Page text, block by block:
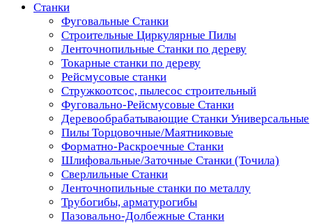
Станки
Фуговальные Станки
Строительные Циркулярные Пилы
Ленточнопильные Станки по дереву
Токарные станки по дереву
Рейсмусовые станки
Стружкоотсос, пылесос строительный
Фуговально-Рейсмусовые Станки
Деревообрабатывающие Станки Универсальные
Пилы Торцовочные/Маятниковые
Форматно-Раскроечные Станки
Шлифовальные/Заточные Станки (Точила)
Сверлильные Станки
Ленточнопильные станки по металлу
Трубогибы, арматурогибы
Пазовально-Долбежные Станки